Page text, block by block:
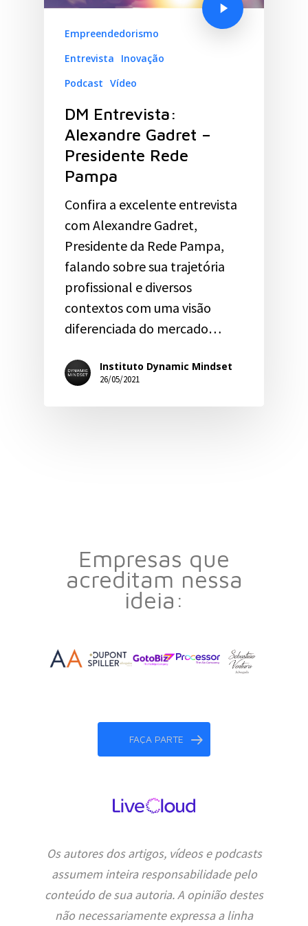
Empreendedorismo
Entrevista
Inovação
Podcast Vídeo
DM Entrevista:
Alexandre Gadret –
Presidente Rede
Pampa
Confira a excelente entrevista
com Alexandre Gadret,
Presidente da Rede Pampa,
falando sobre sua trajetória
profissional e diversos
contextos com uma visão
diferenciada do mercado…
Instituto Dynamic Mindset
26/05/2021
Empresas que
acreditam nessa
ideia:
FAÇA PARTE
Os autores dos artigos, vídeos e podcasts
assumem inteira responsabilidade pelo
conteúdo de sua autoria. A opinião destes
não necessariamente expressa a linha